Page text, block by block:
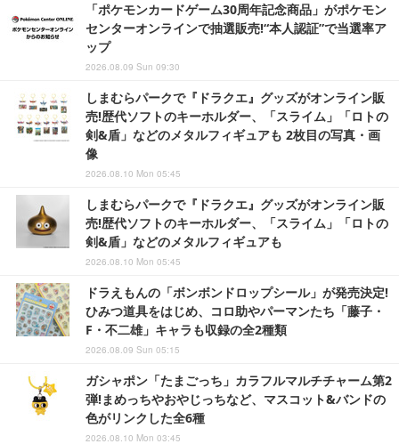
「ポケモンカードゲーム30周年記念商品」がポケモン
センターオンラインで抽選販売!“本人認証”で当選率ア
ップ
2026.08.09 Sun 09:30
しまむらパークで『ドラクエ』グッズがオンライン販
売!歴代ソフトのキーホルダー、「スライム」「ロトの
剣&盾」などのメタルフィギュアも 2枚目の写真・画
像
2026.08.10 Mon 05:45
しまむらパークで『ドラクエ』グッズがオンライン販
売!歴代ソフトのキーホルダー、「スライム」「ロトの
剣&盾」などのメタルフィギュアも
2026.08.10 Mon 05:45
ドラえもんの「ボンボンドロップシール」が発売決定!
ひみつ道具をはじめ、コロ助やパーマンたち「藤子・
F・不二雄」キャラも収録の全2種類
2026.08.09 Sun 05:15
ガシャポン「たまごっち」カラフルマルチチャーム第2
弾!まめっちやおやじっちなど、マスコット&バンドの
色がリンクした全6種
2026.08.10 Mon 03:45